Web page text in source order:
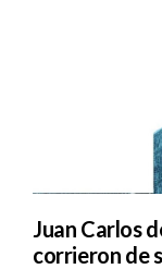
Juan Carlos
corrieron de